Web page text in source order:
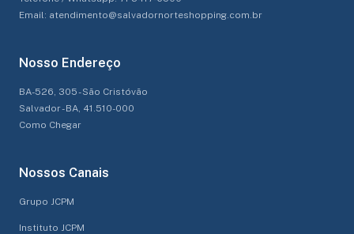
Email: atendimento@salvadornorteshopping.com.br
Nosso Endereço
BA-526, 305 - São Cristóvão
Salvador - BA, 41.510-000
Como Chegar
Nossos Canais
Grupo JCPM
Instituto JCPM